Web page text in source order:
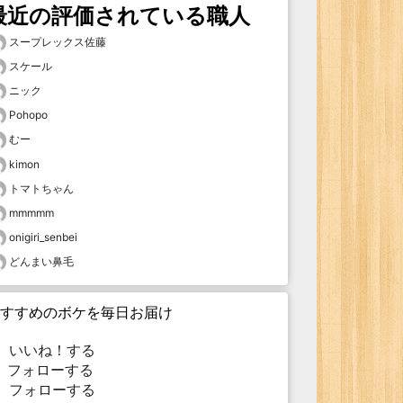
近の評価されている職人
スープレックス佐藤
スケール
ニック
Pohopo
むー
kimon
トマトちゃん
mmmmm
onigiri_senbei
どんまい鼻毛
すめのボケを毎日お届け
いいね！する
ォローする
フォローする